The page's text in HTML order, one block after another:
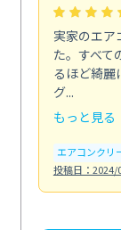
実家のエア
た。すべて
るほど綺麗
グ...
もっと見る
エアコンクリ
投稿日：2024/